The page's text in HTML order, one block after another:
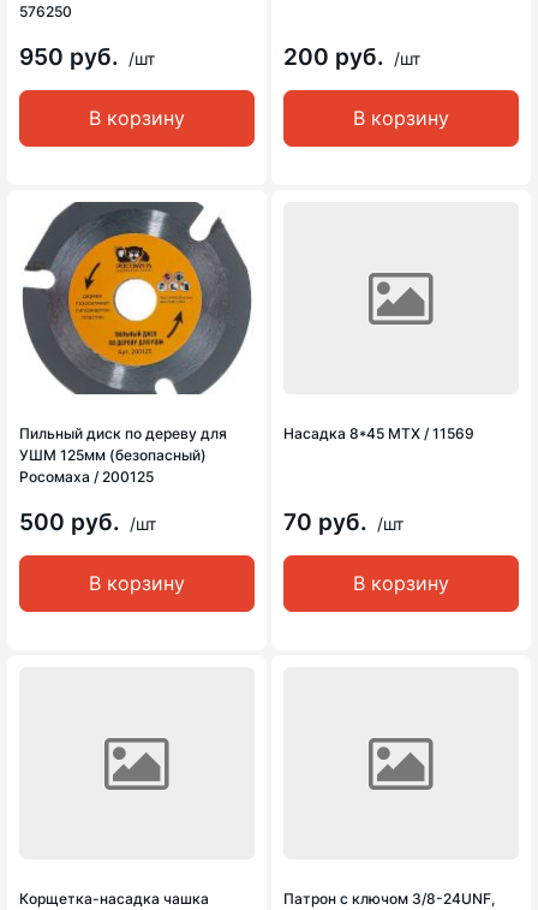
576250
950 руб. /шт
В корзину
200 руб. /шт
В корзину
Пильный диск по дереву для
УШМ 125мм (безопасный)
Росомаха / 200125
500 руб. /шт
В корзину
Насадка 8*45 MTX / 11569
70 руб. /шт
В корзину
Корщетка-насадка чашка
Патрон с ключом 3/8-24UNF,